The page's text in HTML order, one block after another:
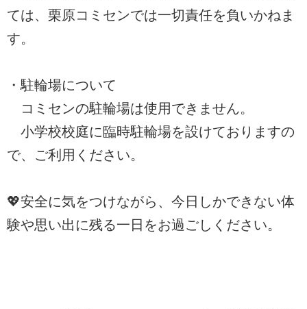
ては、栗原コミセンでは一切責任を負いかねま
す。
・駐輪場について
コミセンの駐輪場は使用できません。
小学校校庭に臨時駐輪場を設けておりますの
で、ご利用ください。
💖安全に気をつけながら、今日しかできない体
験や思い出に残る一日をお過ごしください。